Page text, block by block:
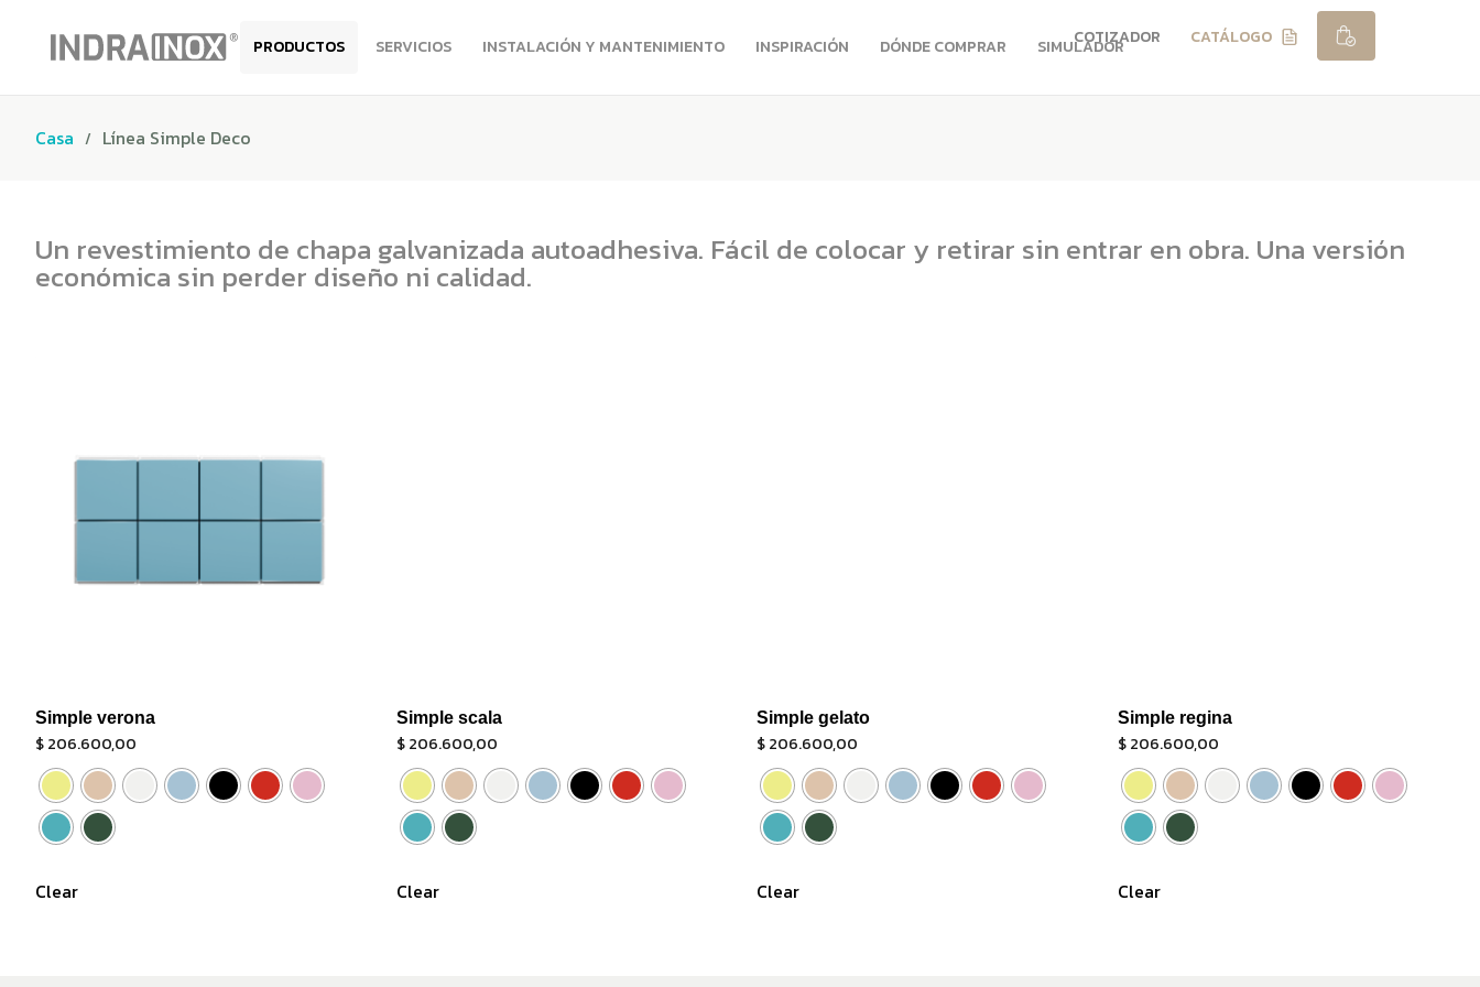
PRODUCTOS SERVICIOS INSTALACIÓN Y MANTENIMIENTO INSPIRACIÓN DÓNDE COMPRAR SIMULADOR
COTIZADOR CATÁLOGO
Casa Línea Simple Deco
Un revestimiento de chapa galvanizada autoadhesiva. Fácil de colocar y retirar sin entrar en obra. Una versión
económica sin perder diseño ni calidad.
Simple verona
$206.600,00
Clear
Simple scala
$206.600,00
Clear
Simple gelato
$206.600,00
Clear
Simple regina
$206.600,00
Clear